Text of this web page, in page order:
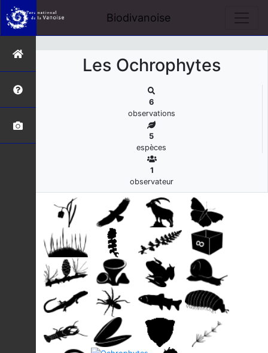
Biodivanoise
Les Ochrophytes
6
observations
5
espèces
1
observateur